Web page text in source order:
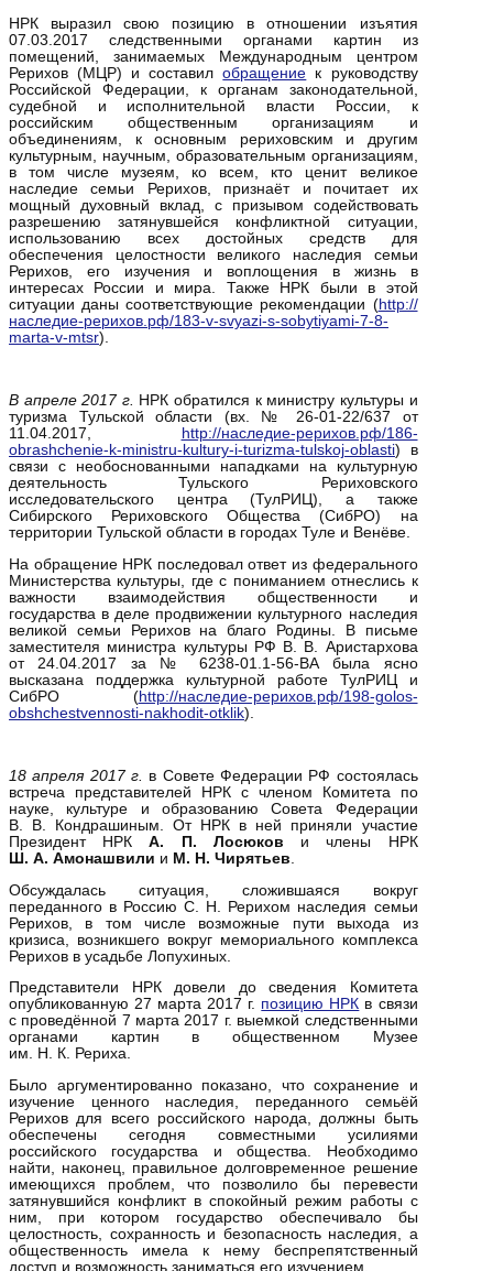
НРК выразил свою позицию в отношении изъятия
07.03.2017 следственными органами картин из
помещений, занимаемых Международным центром
Рерихов (МЦР) и составилобращение к руководству
Российской Федерации, к органам законодательной,
судебной и исполнительной власти России, к
российским общественным организациям и
объединениям, к основным рериховским и другим
культурным, научным, образовательным организациям,
в том числе музеям, ко всем, кто ценит великое
наследие семьи Рерихов, признаёт и почитает их
мощный духовный вклад, с призывом содействовать
разрешению затянувшейся конфликтной ситуации,
использованию всех достойных средств для
обеспечения целостности великого наследия семьи
Рерихов, его изучения и воплощения в жизнь в
интересах России и мира. Также НРК были в этой
ситуации даны соответствующие рекомендации (http://
наследие-рерихов.рф/183-v-svyazi-s-sobytiyami-7-8-
marta-v-mtsr).
В апреле 2017 г. НРК обратился к министру культуры и
туризма Тульской области (вх. № 26-01-22/637 от
11.04.2017,
http://наследие-рерихов.рф/186-
obrashchenie-k-ministru-kultury-i-turizma-tulskoj-oblasti) в
связи с необоснованными нападками на культурную
деятельность Тульского Рериховского
исследовательского центра (ТулРИЦ), а также
Сибирского Рериховского Общества (СибРО) на
территории Тульской области в городах Туле и Венёве.
На обращение НРК последовал ответ из федерального
Министерства культуры, где с пониманием отнеслись к
важности взаимодействия общественности и
государства в деле продвижении культурного наследия
великой семьи Рерихов на благо Родины. В письме
заместителя министра культуры РФ В. В. Аристархова
от 24.04.2017 за № 6238-01.1-56-ВА была ясно
высказана поддержка культурной работе ТулРИЦ и
СибРО (http://наследие-рерихов.рф/198-golos-
obshchestvennosti-nakhodit-otklik).
18 апреля 2017 г. в Совете Федерации РФ состоялась
встреча представителей НРК с членом Комитета по
науке, культуре и образованию Совета Федерации
В. В. Кондрашиным. От НРК в ней приняли участие
Президент НРКА. П. Лосюков и члены НРК
Ш. А. Амонашвили и М. Н. Чирятьев.
Обсуждалась ситуация, сложившаяся вокруг
переданного в Россию С. Н. Рерихом наследия семьи
Рерихов, в том числе возможные пути выхода из
кризиса, возникшего вокруг мемориального комплекса
Рерихов в усадьбе Лопухиных.
Представители НРК довели до сведения Комитета
опубликованную 27 марта 2017 г. позицию НРК в связи
с проведённой 7 марта 2017 г. выемкой следственными
органами картин в общественном Музее
им. Н. К. Рериха.
Было аргументированно показано, что сохранение и
изучение ценного наследия, переданного семьёй
Рерихов для всего российского народа, должны быть
обеспечены сегодня совместными усилиями
российского государства и общества. Необходимо
найти, наконец, правильное долговременное решение
имеющихся проблем, что позволило бы перевести
затянувшийся конфликт в спокойный режим работы с
ним, при котором государство обеспечивало бы
целостность, сохранность и безопасность наследия, а
общественность имела к нему беспрепятственный
доступ и возможность заниматься его изучением.